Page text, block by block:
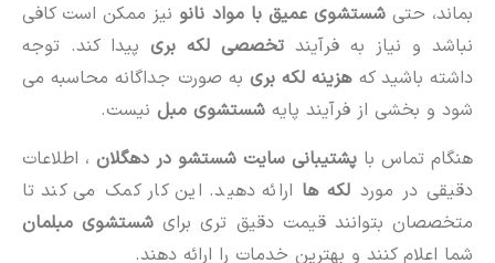
بماند، حتی شستشوی عمیق با مواد نانو نیز ممکن است کافی
نباشد و نیاز به فرآیند تخصصی لکه بری پیدا کند. توجه
داشته باشید که هزینه لکه بریبه صورت جداگانه محاسبه می
شود و بخشی از فرآیند پایه شستشوی مبل نیست.
هنگام تماس با پشتیبانی سایت شستشو در دهگلان ، اطلاعات
دقیقی در مورد لکه ها ارائه دهید. این کار کمک می کند تا
متخصصان بتوانند قیمت دقیق تری برای شستشوی مبلمان
شما اعلام کنند و بهترین خدمات را ارائه دهند.